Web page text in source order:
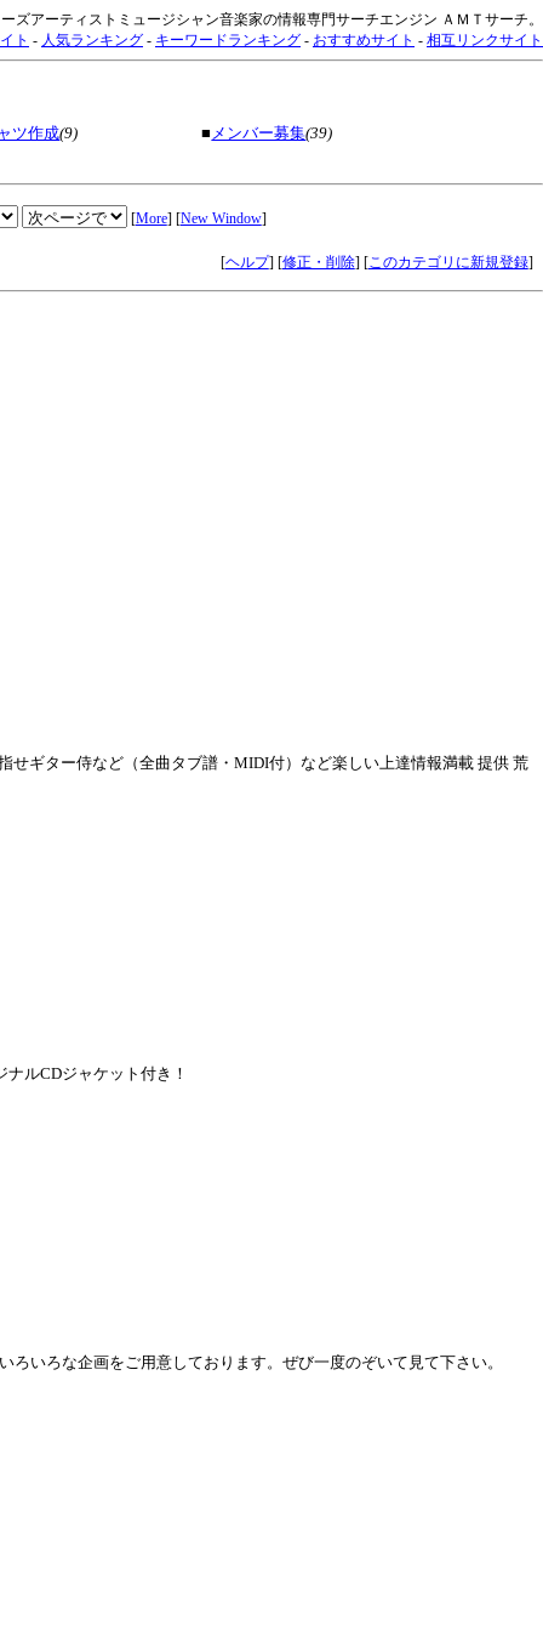
ズアーティストミュージシャン音楽家の情報専門サーチエンジン ＡＭＴサーチ。
ト - 人気ランキング - キーワードランキング - おすすめサイト - 相互リンクサイト
ツ作成(9) ■ メンバー募集(39)
[More] [New Window]
[ヘルプ] [修正・削除] [このカテゴリに新規登録]
せギター侍など（全曲タブ譜・MIDI付）など楽しい上達情報満載 提供 荒
ルCDジャケット付き！
いろな企画をご用意しております。ぜび一度のぞいて見て下さい。